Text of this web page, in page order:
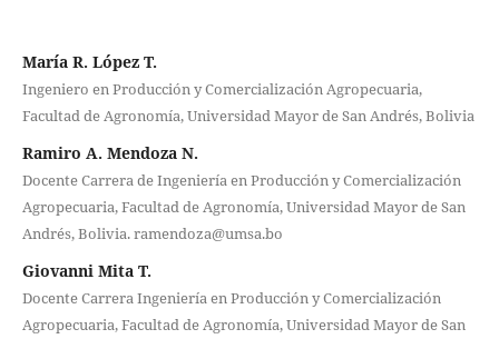
María R. López T.
Ingeniero en Producción y Comercialización Agropecuaria,
Facultad de Agronomía, Universidad Mayor de San Andrés, Bolivia
Ramiro A. Mendoza N.
Docente Carrera de Ingeniería en Producción y Comercialización
Agropecuaria, Facultad de Agronomía, Universidad Mayor de San
Andrés, Bolivia. ramendoza@umsa.bo
Giovanni Mita T.
Docente Carrera Ingeniería en Producción y Comercialización
Agropecuaria, Facultad de Agronomía, Universidad Mayor de San